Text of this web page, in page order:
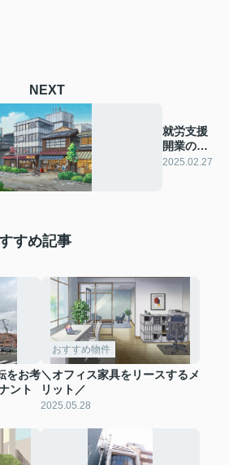
NEXT
就労支援
開業の手
続き
2025.02.27
すめ記事
をお考
ント
おすすめ物件
＼オフィス家具をリースするメ
リット／
2025.05.28